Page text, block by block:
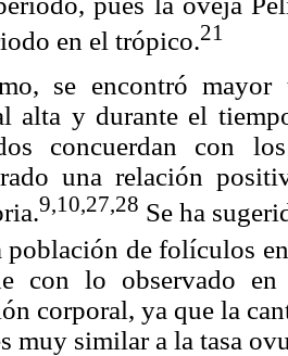
en el trópico.21
se encontró
alta y durante el
concuerdan con
una relación
9,10,27,28 Se ha
población de folículos
con lo observado
corporal, ya que la
muy similar a la tasa